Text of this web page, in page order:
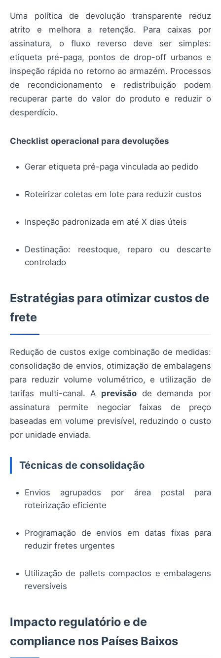
Uma política de devolução transparente reduz
atrito e melhora a retenção. Para caixas por
assinatura, o fluxo reverso deve ser simples:
etiqueta pré-paga, pontos de drop-off urbanos e
inspeção rápida no retorno ao armazém. Processos
de recondicionamento e redistribuição podem
recuperar parte do valor do produto e reduzir o
desperdício.
Checklist operacional para devoluções
Gerar etiqueta pré-paga vinculada ao pedido
Roteirizar coletas em lote para reduzir custos
Inspeção padronizada em até X dias úteis
Destinação: reestoque, reparo ou descarte
controlado
Estratégias para otimizar custos de
frete
Redução de custos exige combinação de medidas:
consolidação de envios, otimização de embalagens
para reduzir volume volumétrico, e utilização de
tarifas multi-canal. A previsão de demanda por
assinatura permite negociar faixas de preço
baseadas em volume previsível, reduzindo o custo
por unidade enviada.
Técnicas de consolidação
Envios agrupados por área postal para
roteirização eficiente
Programação de envios em datas fixas para
reduzir fretes urgentes
Utilização de pallets compactos e embalagens
reversíveis
Impacto regulatório e de
compliance nos Países Baixos